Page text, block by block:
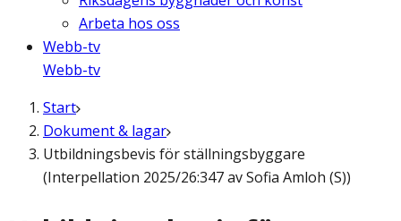
Arbeta hos oss
Webb-tv
Webb-tv
Start
Dokument & lagar
Utbildningsbevis för ställningsbyggare
(Interpellation 2025/26:347 av Sofia Amloh (S))